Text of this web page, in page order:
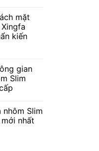
mặt
kiến
gian
Slim
nhôm Slim
nhất